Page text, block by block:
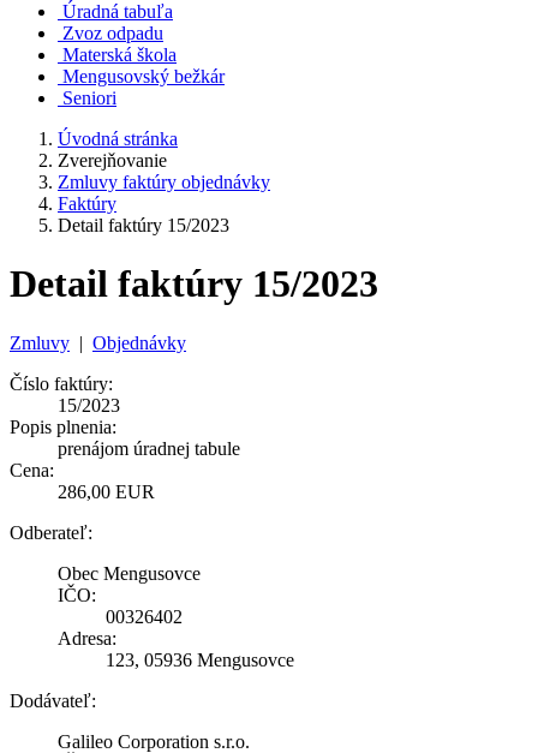
Úradná tabuľa
Zvoz odpadu
Materská škola
Mengusovský bežkár
Seniori
Úvodná stránka
Zverejňovanie
Zmluvy faktúry objednávky
Faktúry
Detail faktúry 15/2023
Detail faktúry 15/2023
Zmluvy | Objednávky
Číslo faktúry:
15/2023
Popis plnenia:
prenájom úradnej tabule
Cena:
286,00 EUR
Odberateľ:
Obec Mengusovce
IČO:
00326402
Adresa:
123, 05936 Mengusovce
Dodávateľ:
Galileo Corporation s.r.o.